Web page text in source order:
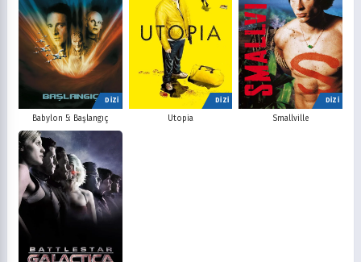
DİZİ
Babylon 5: Başlangıç
DİZİ
Utopia
DİZİ
Smallville